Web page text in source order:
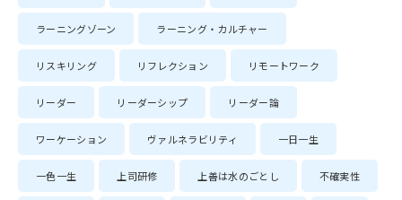
ラーニングゾーン ラーニング・カルチャー
リスキリング リフレクション リモートワーク
リーダー リーダーシップ リーダー論
ワーケーション ヴァルネラビリティ 一日一生
一色一生 上司研修 上善は水のごとし 不確実性